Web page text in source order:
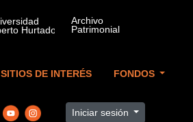
SITIOS DE INTERÉS FONDOS
Iniciar sesión